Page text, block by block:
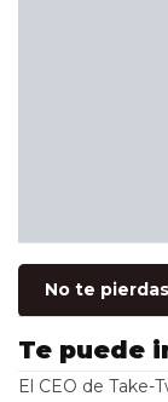
No te
Te puede
El CEO de Take-